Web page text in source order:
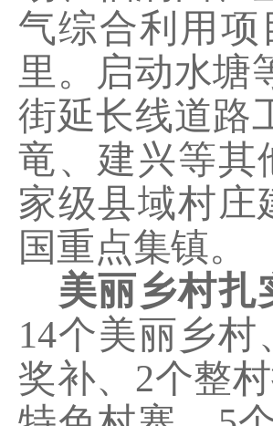
气综合利用
里 。 启动水塘
街延长线道路
竜、建兴等其
家级县域村庄
国重点集镇。
美丽乡村扎
14个美丽乡村
奖补、 2个整村